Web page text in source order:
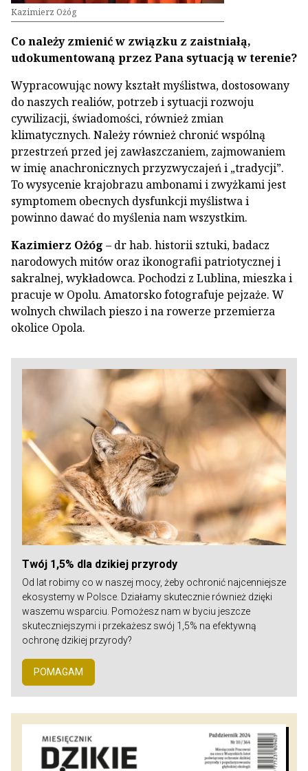
Kazimierz Ożóg
Co należy zmienić w związku z zaistniałą,
udokumentowaną przez Pana sytuacją w terenie?
Wypracowując nowy kształt myślistwa, dostosowany
do naszych realiów, potrzeb i sytuacji rozwoju
cywilizacji, świadomości, również zmian
klimatycznych. Należy również chronić wspólną
przestrzeń przed jej zawłaszczaniem, zajmowaniem
w imię anachronicznych przyzwyczajeń i „tradycji”.
To wysycenie krajobrazu ambonami i zwyżkami jest
symptomem obecnych dysfunkcji myślistwa i
powinno dawać do myślenia nam wszystkim.
Kazimierz Ożóg – dr hab. historii sztuki, badacz
narodowych mitów oraz ikonografii patriotycznej i
sakralnej, wykładowca. Pochodzi z Lublina, mieszka i
pracuje w Opolu. Amatorsko fotografuje pejzaże. W
wolnych chwilach pieszo i na rowerze przemierza
okolice Opola.
Twój 1,5% dla dzikiej przyrody
Od lat robimy co w naszej mocy, żeby ochronić najcenniejsze
ekosystemy w Polsce. Działamy skutecznie również dzięki
waszemu wsparciu. Pomożesz nam w byciu jeszcze
skuteczniejszymi i przekażesz swój 1,5% na efektywną
ochronę dzikiej przyrody?
POMAGAM